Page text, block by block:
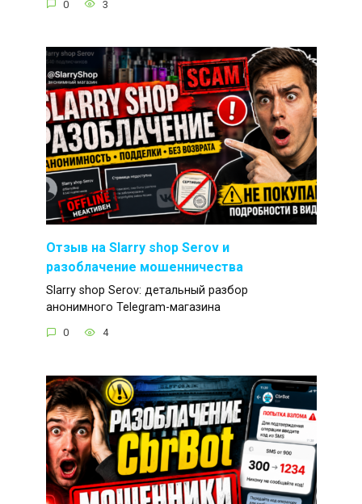
0 3
Отзыв на Slarry shop Serov и
разоблачение мошенничества
Slarry shop Serov: детальный разбор
анонимного Telegram-магазина
0 4